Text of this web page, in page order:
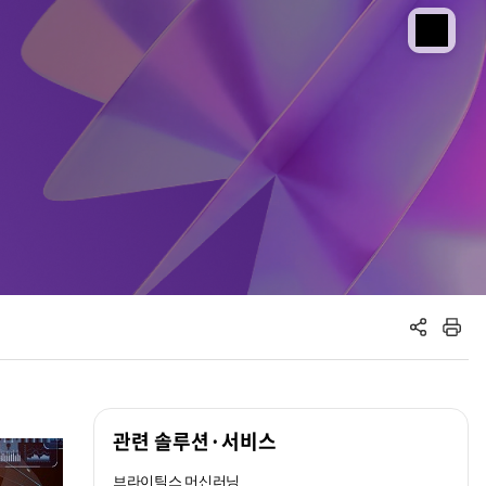
공유하기인쇄하기
관련 솔루션·서비스
브라이틱스 머신러닝